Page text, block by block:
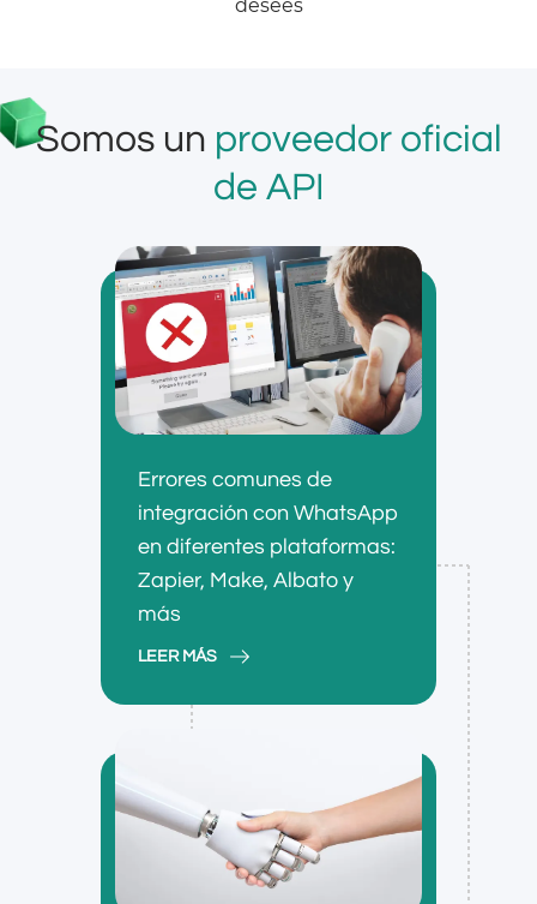
desees
Somos un proveedor oficial
de API
Errores comunes de
integración con WhatsApp
en diferentes plataformas:
Zapier, Make, Albato y
más
LEER MÁS